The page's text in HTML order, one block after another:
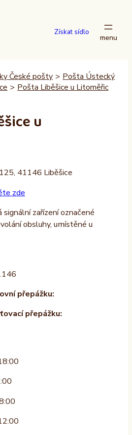
Získat sídlo
České pošty > Pošta Ústecký
> Pošta Liběšice u Litoměřic
u
41146 Liběšice
zde
signální zařízení označené
obsluhy, umístěné u
přepážku:
přepážku: